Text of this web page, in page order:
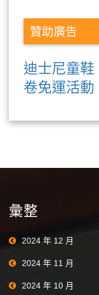
贊助廣告
迪士尼童鞋
卷免運活動
彙整
2024 年 12 月
2024 年 11 月
2024 年 10 月